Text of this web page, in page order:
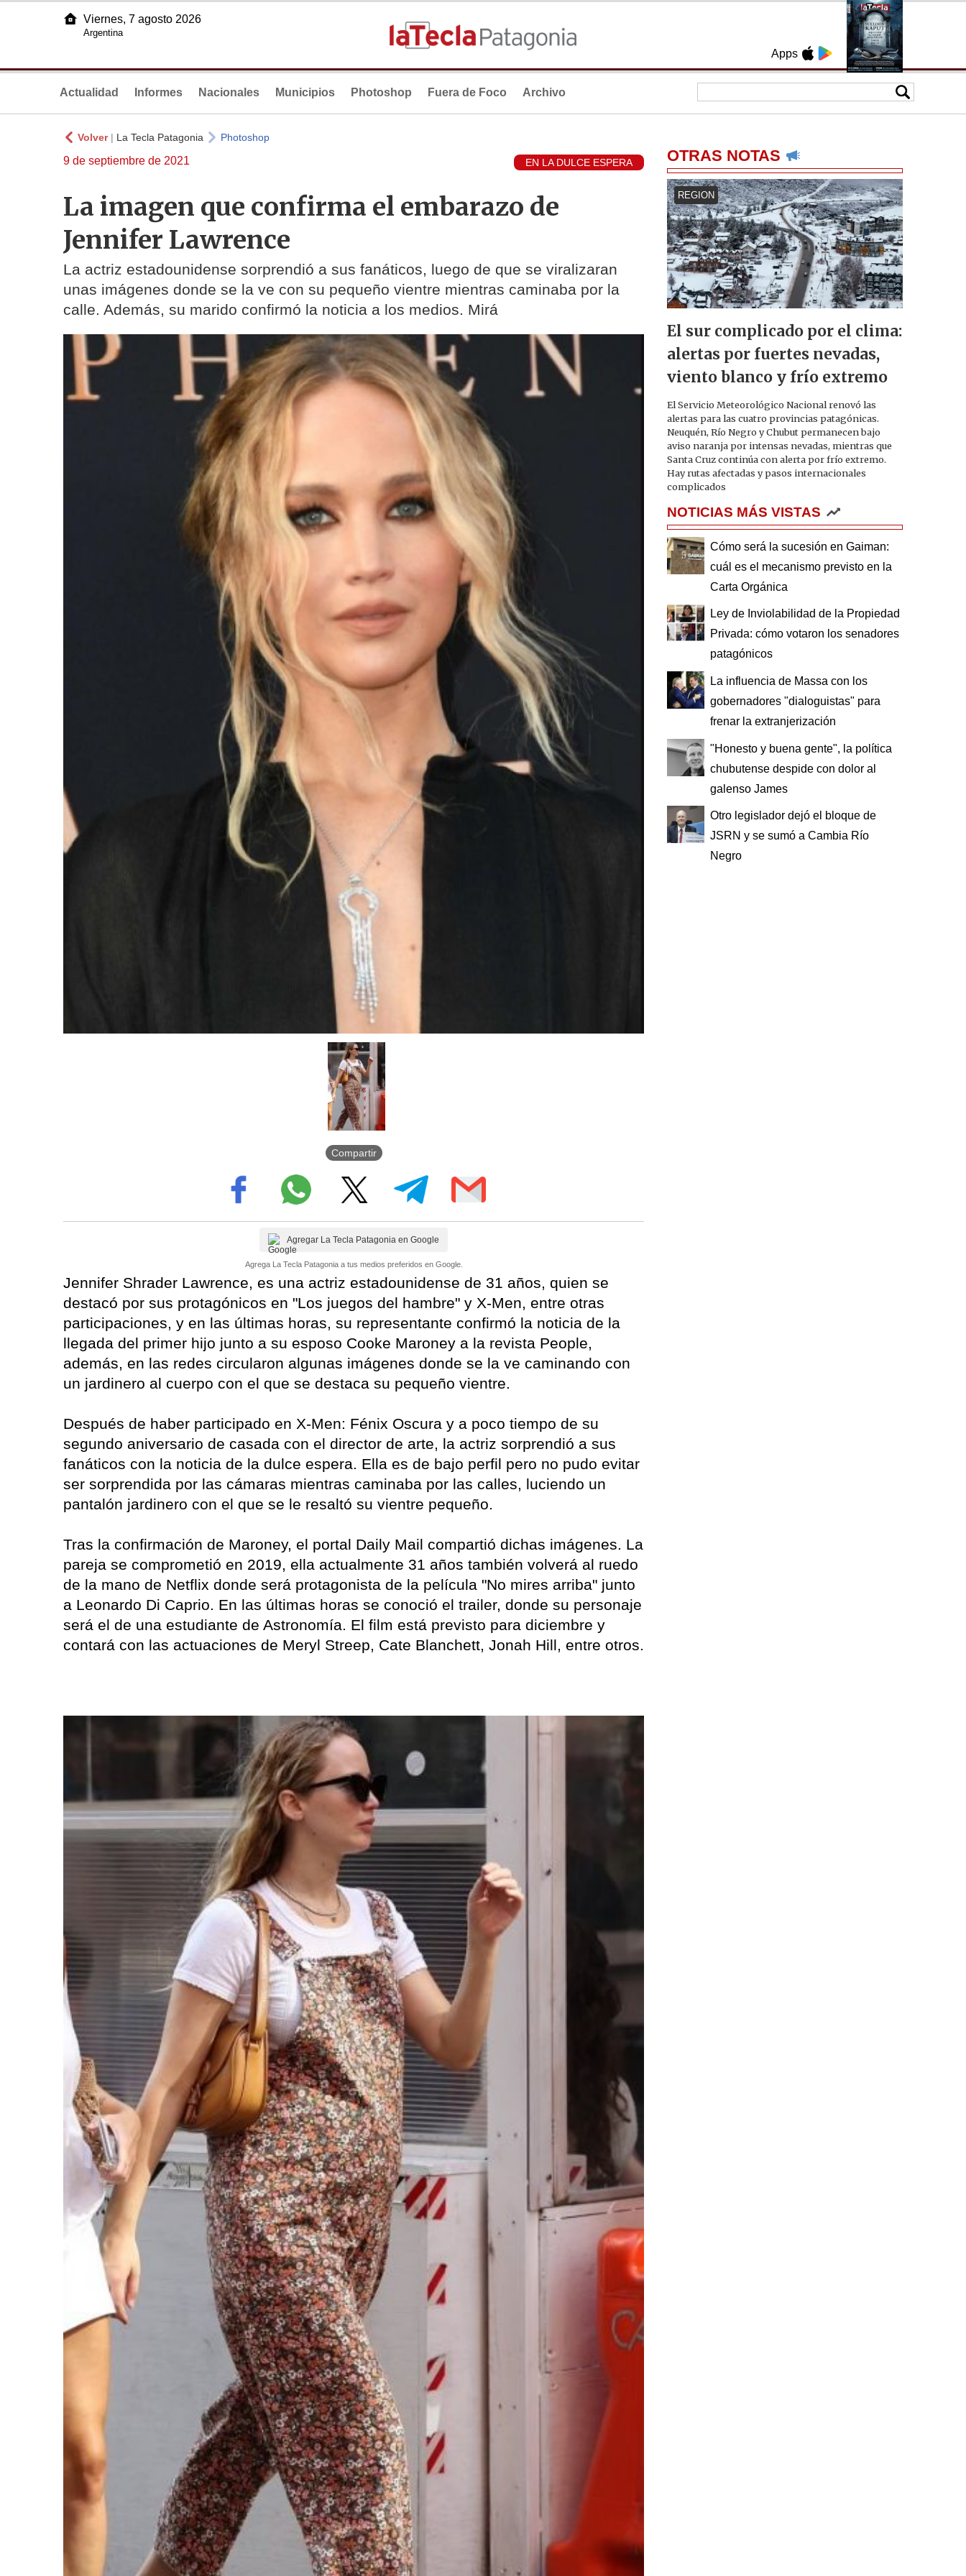
Apps
Viernes, 7 agosto 2026
Argentina
Actualidad Informes Nacionales Municipios Photoshop Fuera de Foco Archivo
Volver| La Tecla Patagonia Photoshop
9 de septiembre de 2021 EN LA DULCE ESPERA
La imagen que confirma el embarazo de
Jennifer Lawrence
La actriz estadounidense sorprendió a sus fanáticos, luego de que se viralizaran
unas imágenes donde se la ve con su pequeño vientre mientras caminaba por la
calle. Además, su marido confirmó la noticia a los medios. Mirá
Compartir
Agregar La Tecla Patagonia en Google
Agrega La Tecla Patagonia a tus medios preferidos en Google.
Jennifer Shrader Lawrence, es una actriz estadounidense de 31 años, quien se
destacó por sus protagónicos en "Los juegos del hambre" y X-Men, entre otras
participaciones, y en las últimas horas, su representante confirmó la noticia de la
llegada del primer hijo junto a su esposo Cooke Maroney a la revista People,
además, en las redes circularon algunas imágenes donde se la ve caminando con
un jardinero al cuerpo con el que se destaca su pequeño vientre.
Después de haber participado en X-Men: Fénix Oscura y a poco tiempo de su
segundo aniversario de casada con el director de arte, la actriz sorprendió a sus
fanáticos con la noticia de la dulce espera. Ella es de bajo perfil pero no pudo evitar
ser sorprendida por las cámaras mientras caminaba por las calles, luciendo un
pantalón jardinero con el que se le resaltó su vientre pequeño.
Tras la confirmación de Maroney, el portal Daily Mail compartió dichas imágenes. La
pareja se comprometió en 2019, ella actualmente 31 años también volverá al ruedo
de la mano de Netflix donde será protagonista de la película "No mires arriba" junto
a Leonardo Di Caprio. En las últimas horas se conoció el trailer, donde su personaje
será el de una estudiante de Astronomía. El film está previsto para diciembre y
contará con las actuaciones de Meryl Streep, Cate Blanchett, Jonah Hill, entre otros.
OTRAS NOTAS
REGION
El sur complicado por el clima:
alertas por fuertes nevadas,
viento blanco y frío extremo
El Servicio Meteorológico Nacional renovó las
alertas para las cuatro provincias patagónicas.
Neuquén, Río Negro y Chubut permanecen bajo
aviso naranja por intensas nevadas, mientras que
Santa Cruz continúa con alerta por frío extremo.
Hay rutas afectadas y pasos internacionales
complicados
NOTICIAS MÁS VISTAS
Cómo será la sucesión en Gaiman:
cuál es el mecanismo previsto en la
Carta Orgánica
Ley de Inviolabilidad de la Propiedad
Privada: cómo votaron los senadores
patagónicos
La influencia de Massa con los
gobernadores "dialoguistas" para
frenar la extranjerización
"Honesto y buena gente", la política
chubutense despide con dolor al
galenso James
Otro legislador dejó el bloque de
JSRN y se sumó a Cambia Río
Negro